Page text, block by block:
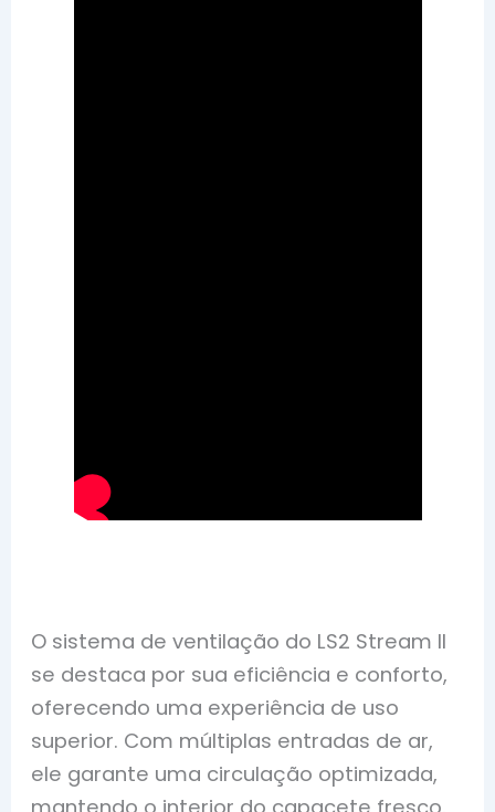
O sistema de ventilação do LS2 Stream II
se destaca por sua eficiência e conforto,
oferecendo uma experiência de uso
superior. Com múltiplas entradas de ar,
ele garante uma circulação optimizada,